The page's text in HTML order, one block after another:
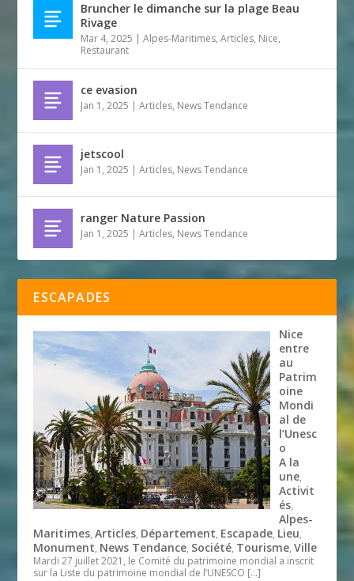
Bruncher le dimanche sur la plage Beau
Rivage
Mar 4, 2025 |Alpes-Maritimes,Articles, Nice,
Restaurant
ce evasion
Jan 1, 2025 |Articles, News Tendance
jetscool
Jan 1, 2025 |Articles, News Tendance
ranger Nature Passion
Jan 1, 2025 |Articles, News Tendance
ESCAPADES
Nice
entre
au
Patrim
oine
Mondi
al de
l’Unesc
o
A la
une,
Activit
és,
Alpes-
Maritimes,Articles, Département, Escapade, Lieu,
Monument, News Tendance, Société, Tourisme,Ville
Mardi 27 juillet 2021, le Comité du patrimoine mondial a inscrit
sur la Liste du patrimoine mondial de l’UNESCO […]